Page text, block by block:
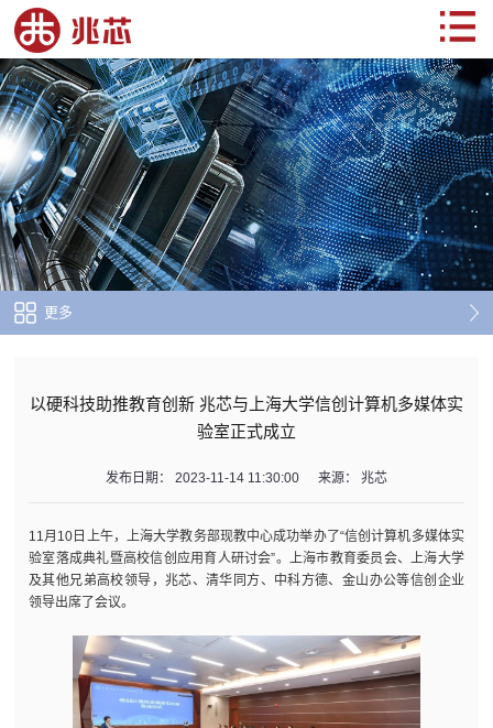
更多
以硬科技助推教育创新 兆芯与上海大学信创计算机多媒体实
验室正式成立
发布日期： 2023-11-14 11:30:00 来源： 兆芯
11月10日上午，上海大学教务部现教中心成功举办了“信创计算机多媒体实
验室落成典礼暨高校信创应用育人研讨会”。上海市教育委员会、上海大学
及其他兄弟高校领导，兆芯、清华同方、中科方德、金山办公等信创企业
领导出席了会议。